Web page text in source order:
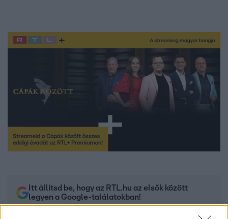
Itt állítsd be, hogy az RTL.hu az elsők között
legyen a Google-találatokban!